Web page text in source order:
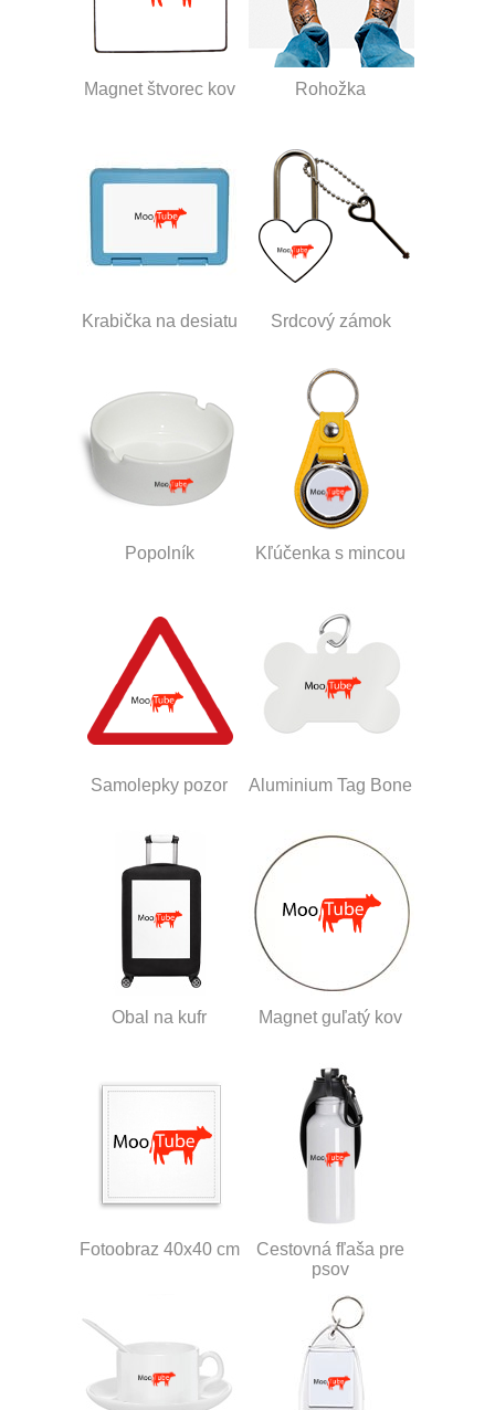
Magnet štvorec kov Rohožka
Krabička na desiatu Srdcový zámok
Popolník Kľúčenka s mincou
Samolepky pozor Aluminium Tag Bone
Obal na kufr Magnet guľatý kov
Fotoobraz 40x40 cm
Cestovná fľaša pre
psov